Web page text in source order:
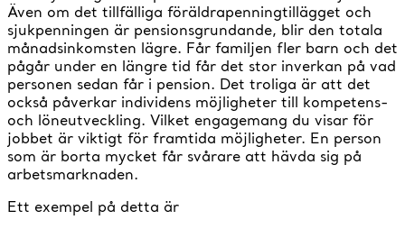
Även om det tillfälliga föräldrapenningtillägget och
sjukpenningen är pensionsgrundande, blir den totala
månadsinkomsten lägre. Får familjen fler barn och det
pågår under en längre tid får det stor inverkan på vad
personen sedan får i pension. Det troliga är att det
också påverkar individens möjligheter till kompetens-
och löneutveckling. Vilket engagemang du visar för
jobbet är viktigt för framtida möjligheter. En person
som är borta mycket får svårare att hävda sig på
arbetsmarknaden.
Ett exempel på detta är